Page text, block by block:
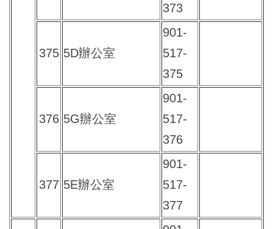
373
375 5D辦公室
901-
517-
375
376 5G辦公室
901-
517-
376
377 5E辦公室
901-
517-
377